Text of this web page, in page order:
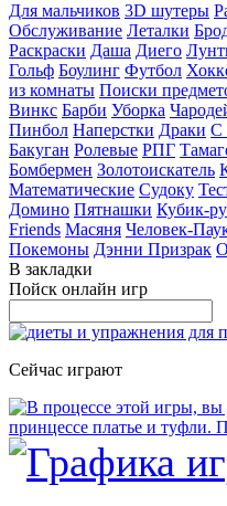
Для мальчиков 3D шутеры
Обслуживание Леталки
Раскраски Даша Диего
Гольф Боулинг Футбол
из комнаты Поиски
Винкс Барби Уборка
Пинбол Наперстки Драки С
Бакуган Ролевые РПГ
Бомбермен Золотоискатель
Математические Судоку
Домино Пятнашки Кубик-
Friends Масяня Человек-
Покемоны Дэнни Призрак
В закладки
Пойск онлайн игр
Сейчас играют